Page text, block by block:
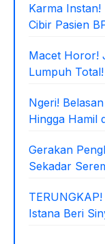
Karma
Cibir Pasien
Macet Horor!
Lumpuh Total!
Ngeri!
Hingga Hamil
Gerakan
Sekadar
Istana Beri